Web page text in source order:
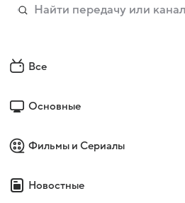
Все
Основные
Фильмы и Сериалы
Новостные